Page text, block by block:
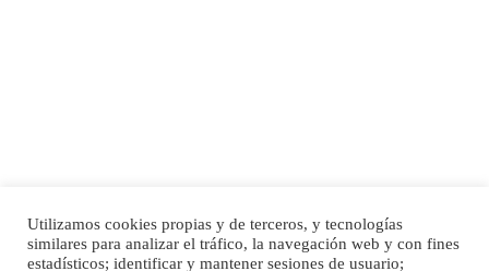
Gata joven encontrada
Gata joven encontrada en zona calle San Bernardo de Las Palmas de Gran
Utilizamos cookies propias y de terceros, y tecnologías
similares para analizar el tráfico, la navegación web y con fines
estadísticos; identificar y mantener sesiones de usuario;